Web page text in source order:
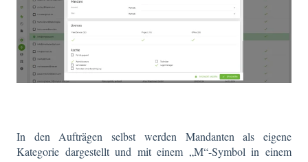
In den Aufträgen selbst werden Mandanten als eigene
Kategorie dargestellt und mit einem „M“-Symbol in einem